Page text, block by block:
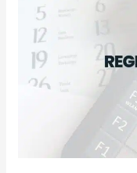
(SCR):
que
como
proteger